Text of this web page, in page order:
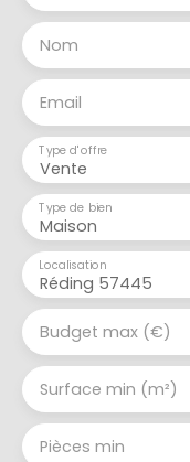
Nom
Email
Vente
Type d'offre
Maison
Type de bien
Réding 57445
Localisation
Budget max (€)
Surface min (m²)
Pièces min